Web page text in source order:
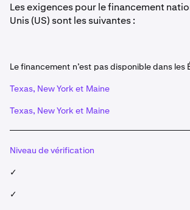
Les exigences pour le financement
Unis (US) sont les suivantes :
Le financement n’est pas disponible dans les
Texas, New York et Maine
Texas, New York et Maine
Niveau de vérification
✓
✓